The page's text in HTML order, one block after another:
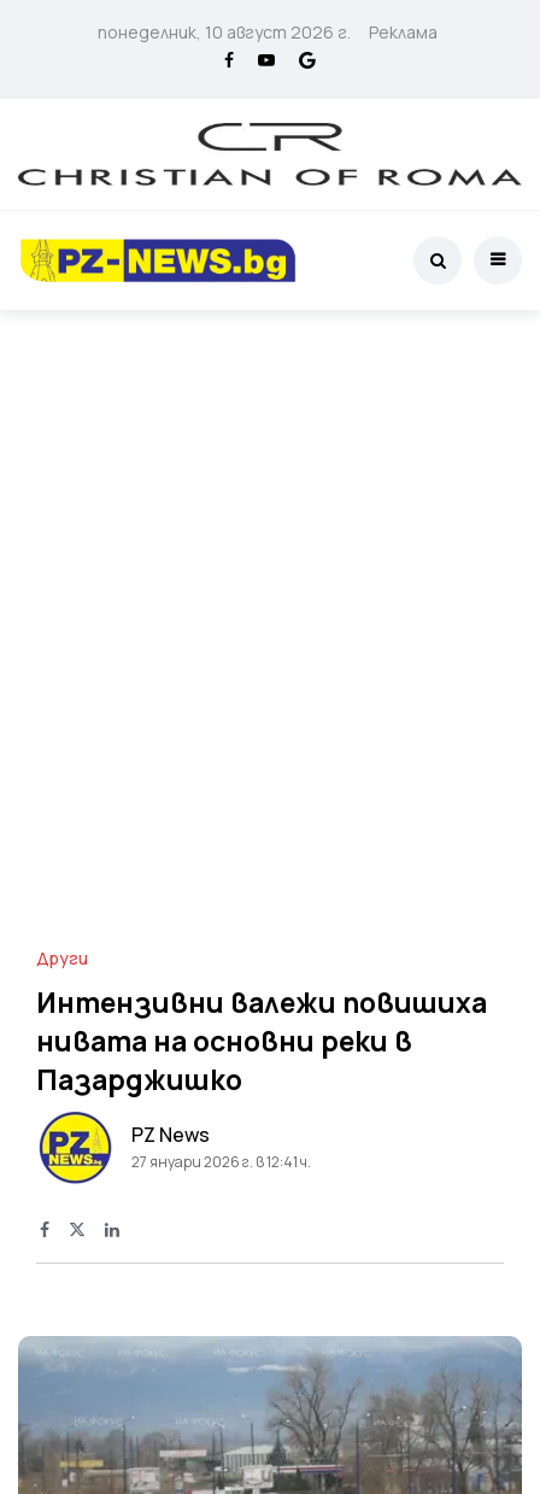
понеделник, 10 август 2026 г. Реклама
Други
Интензивни валежи повишиха
нивата на основни реки в
Пазарджишко
PZ News
27 януари 2026 г. в 12:41 ч.